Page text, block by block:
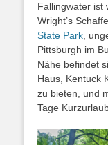
Fallingwater ist
Wright’s
State Park ,
Pittsburgh im
Nähe befindet
Haus, Kentuck
zu bieten, und
Tage